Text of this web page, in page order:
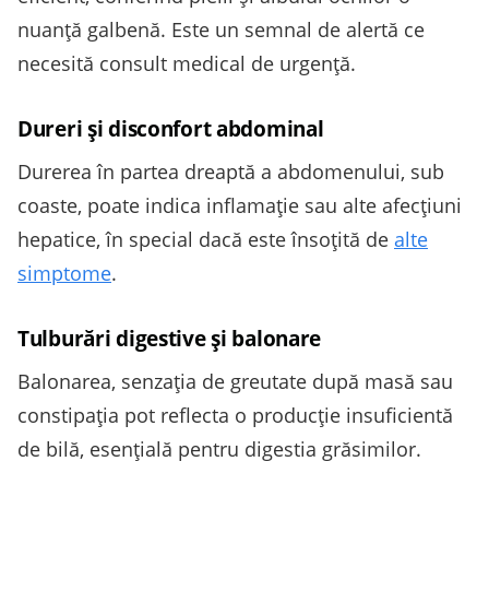
nuanță galbenă. Este un semnal de alertă ce
necesită consult medical de urgență.
Dureri și disconfort abdominal
Durerea în partea dreaptă a abdomenului, sub
coaste, poate indica inflamație sau alte afecțiuni
hepatice, în special dacă este însoțită de alte
simptome.
Tulburări digestive și balonare
Balonarea, senzația de greutate după masă sau
constipația pot reflecta o producție insuficientă
de bilă, esențială pentru digestia grăsimilor.